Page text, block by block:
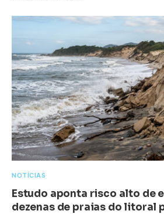
NOTÍCIAS
Estudo aponta risco alto de
dezenas de praias do litoral